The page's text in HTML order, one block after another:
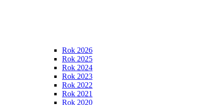
Rok 2026
Rok 2025
Rok 2024
Rok 2023
Rok 2022
Rok 2021
Rok 2020